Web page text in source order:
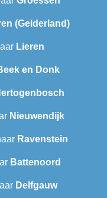
(Gelderland)
Lieren
en Donk
Nieuwendijk
Ravenstein
Battenoord
Delfgauw